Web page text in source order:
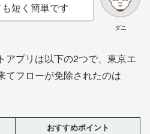
ダニ
短く簡単です
プリは以下の2つで、 東京エ
てフローが免除されたのは
おすすめポイント